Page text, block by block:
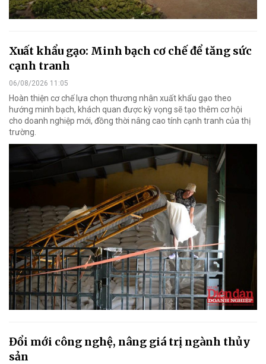
Xuất khẩu gạo: Minh bạch cơ chế để tăng sức
cạnh tranh
06/08/2026 11:05
Hoàn thiện cơ chế lựa chọn thương nhân xuất khẩu gạo theo
hướng minh bạch, khách quan được kỳ vọng sẽ tạo thêm cơ hội
cho doanh nghiệp mới, đồng thời nâng cao tính cạnh tranh của thị
trường.
Đổi mới công nghệ, nâng giá trị ngành thủy
sản